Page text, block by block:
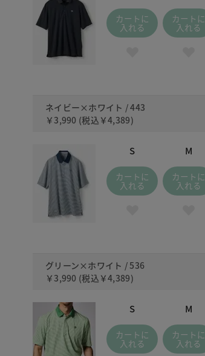
443 ネイビー×ホワイト
カートに
入れる
カートに
入れる
ネイビー×ホワイト / 443
￥3,990 (税込 ￥4,389)
S
カートに
入れる
M
カートに
入れる
グリーン×ホワイト / 536
￥3,990 (税込 ￥4,389)
S
カートに
入れる
M
カートに
入れる